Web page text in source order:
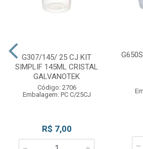
G307/145/ 25 CJ KIT
SIMPLIF 145ML CRISTAL
GALVANOTEK
Código: 2706
Embalagem: PC C/25CJ
R$ 7,00